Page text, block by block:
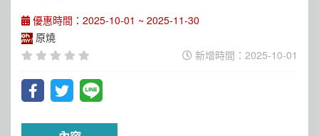
優惠時間：2025-10-01 ~ 2025-11-30
原燒
新增時間：2025-10-01